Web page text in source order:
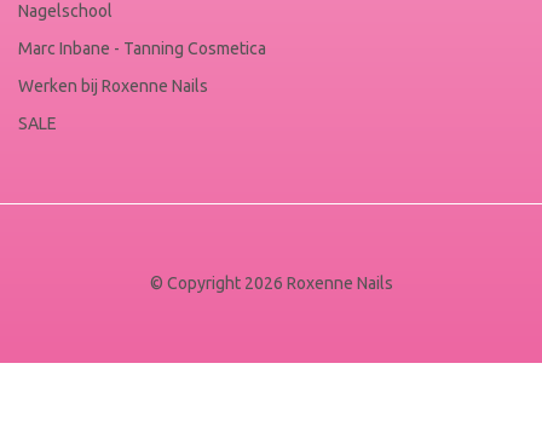
Nagelschool
Marc Inbane - Tanning Cosmetica
Werken bij Roxenne Nails
SALE
© Copyright 2026 Roxenne Nails